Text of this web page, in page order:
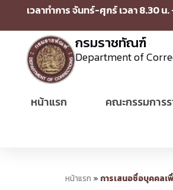
เวลาทำการ จันทร์-ศุกร์ เวลา 8.30 น.
กรมราชทัณฑ์
Department of
หน้าแรก คณะกรรมการ
หน้าแรก » การเสนอชื่อบุคคลเ